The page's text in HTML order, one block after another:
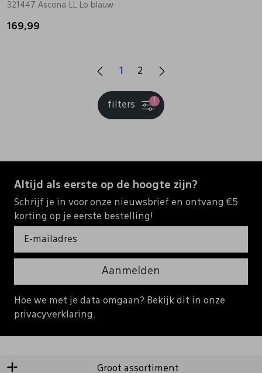
321447 Ascona LL Lo blauw
169,99
1 2
filters
Altijd als eerste op de hoogte zijn?
Schrijf je in voor onze nieuwsbrief en ontvang €5
korting op je eerste bestelling!
Aanmelden
Hoe we met je data omgaan? Bekijk dit in onze
privacyverklaring.
Groot assortiment